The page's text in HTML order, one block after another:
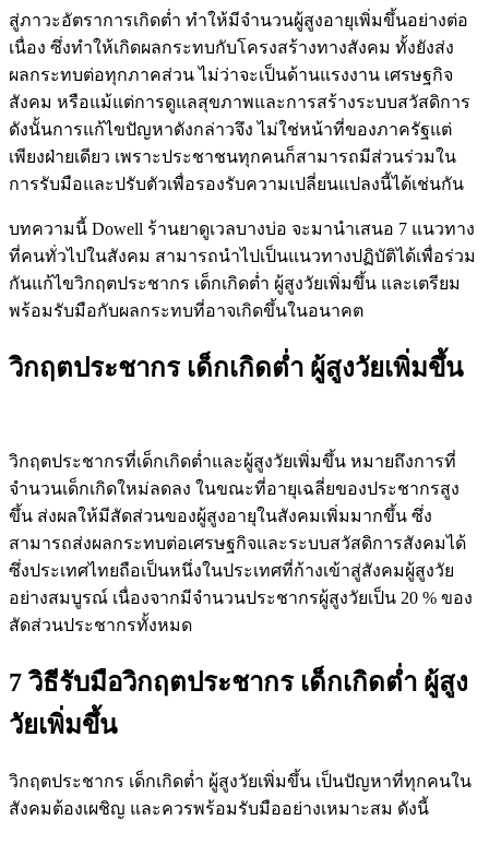
สู่ภาวะอัตราการเกิดต่ำ ทำให้มีจำนวนผู้สูงอายุเพิ่มขึ้นอย่างต่อ
เนื่อง ซึ่งทำให้เกิดผลกระทบกับโครงสร้างทางสังคม ทั้งยังส่ง
ผลกระทบต่อทุกภาคส่วน ไม่ว่าจะเป็นด้านแรงงาน เศรษฐกิจ
สังคม หรือแม้แต่การดูแลสุขภาพและการสร้างระบบสวัสดิการ
ดังนั้นการแก้ไขปัญหาดังกล่าวจึง ไม่ใช่หน้าที่ของภาครัฐแต่
เพียงฝ่ายเดียว เพราะประชาชนทุกคนก็สามารถมีส่วนร่วมใน
การรับมือและปรับตัวเพื่อรองรับความเปลี่ยนแปลงนี้ได้เช่นกัน
บทความนี้ Dowell ร้านยาดูเวลบางบ่อ จะมานำเสนอ 7 แนวทาง
ที่คนทั่วไปในสังคม สามารถนำไปเป็นแนวทางปฏิบัติได้เพื่อร่วม
กันแก้ไขวิกฤตประชากร เด็กเกิดต่ำ ผู้สูงวัยเพิ่มขึ้น และเตรียม
พร้อมรับมือกับผลกระทบที่อาจเกิดขึ้นในอนาคต
วิกฤตประชากร เด็กเกิดต่ำ ผู้สูงวัยเพิ่มขึ้น
วิกฤตประชากรที่เด็กเกิดต่ำและผู้สูงวัยเพิ่มขึ้น หมายถึงการที่
จำนวนเด็กเกิดใหม่ลดลง ในขณะที่อายุเฉลี่ยของประชากรสูง
ขึ้น ส่งผลให้มีสัดส่วนของผู้สูงอายุในสังคมเพิ่มมากขึ้น ซึ่ง
สามารถส่งผลกระทบต่อเศรษฐกิจและระบบสวัสดิการสังคมได้
ซึ่งประเทศไทยถือเป็นหนึ่งในประเทศที่ก้างเข้าสู่สังคมผู้สูงวัย
อย่างสมบูรณ์ เนื่องจากมีจำนวนประชากรผู้สูงวัยเป็น 20 % ของ
สัดส่วนประชากรทั้งหมด
7 วิธีรับมือวิกฤตประชากร เด็กเกิดต่ำ ผู้สูง
วัยเพิ่มขึ้น
วิกฤตประชากร เด็กเกิดต่ำ ผู้สูงวัยเพิ่มขึ้น เป็นปัญหาที่ทุกคนใน
สังคมต้องเผชิญ และควรพร้อมรับมืออย่างเหมาะสม ดังนี้